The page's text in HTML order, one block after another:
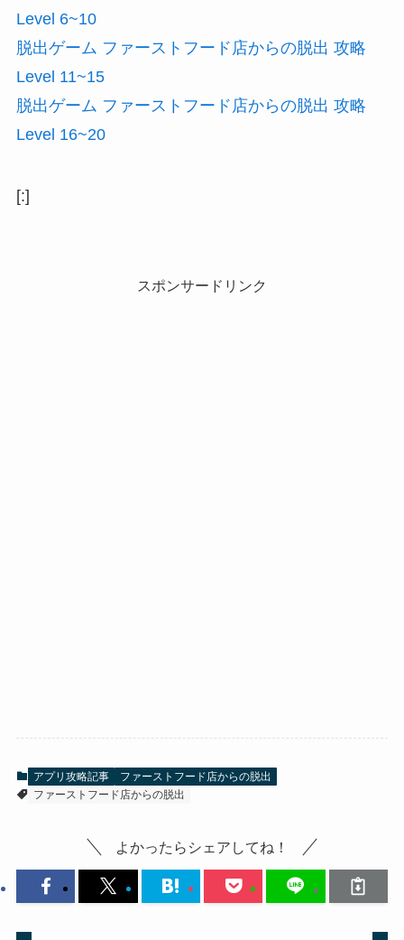
Level 6~10
脱出ゲーム ファーストフード店からの脱出 攻略
Level 11~15
脱出ゲーム ファーストフード店からの脱出 攻略
Level 16~20
[:]
スポンサードリンク
アプリ攻略記事
ファーストフード店からの脱出
ファーストフード店からの脱出
よかったらシェアしてね！